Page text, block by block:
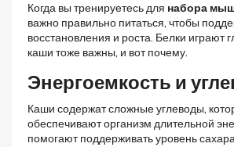
Когда вы тренируетесь для набора
важно правильно питаться, чтобы
восстановления и роста. Белки играют
каши тоже важны, и вот почему.
Энергоемкость и
Каши содержат сложные углеводы,
обеспечивают организм длительной
помогают поддерживать уровень